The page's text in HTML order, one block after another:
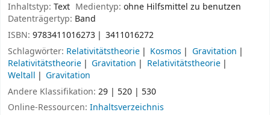
Inhaltstyp: Text Medientyp:ohne Hilfsmittel zu benutzen
Datenträgertyp: Band
ISBN: 9783411016273
3411016272
Schlagwörter: Relativitätstheorie Kosmos
Gravitation
Relativitätstheorie
Gravitation
Relativitätstheorie
Weltall
Gravitation
Andere Klassifikation: 29 | 520 | 530
Online-Ressourcen: Inhaltsverzeichnis